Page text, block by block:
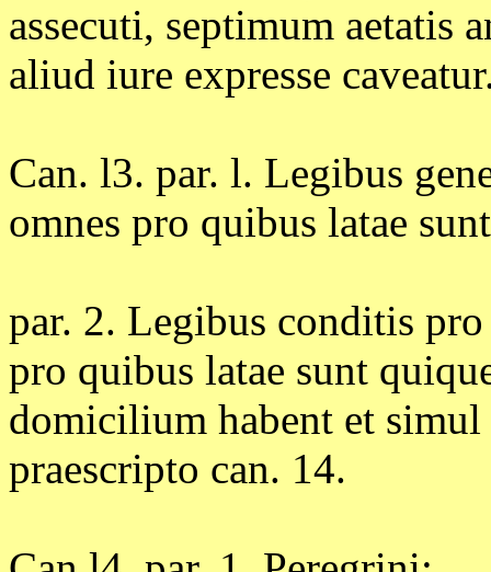
assecuti, septimum aetatis
aliud iure expresse
Can. l3. par. l. Legibus
omnes pro quibus latae
par. 2. Legibus conditis
pro quibus latae sunt
domicilium habent et
praescripto can. 14.